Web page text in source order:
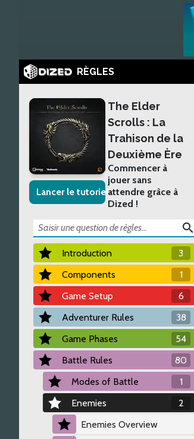
RÈGLES
Lancer le tutoriel
The Elder
Scrolls : La
Trahison de la
Deuxième Ère
Commencer à
jouer sans
attendre grâce à
Dized !
search
Introduction
3
Components
1
Game Setup
6
Adventurer Rules
38
Game Phases
54
Battle Rules
80
Modes of Battle
1
Enemies
2
Enemies Overview